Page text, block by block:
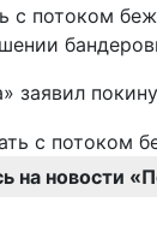
с потоком
заявил
на новости